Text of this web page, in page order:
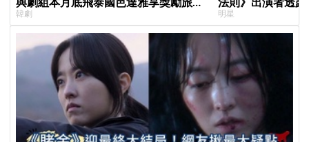
行，慶祝亮眼成績
韓劇
患者順利完成治療
明星